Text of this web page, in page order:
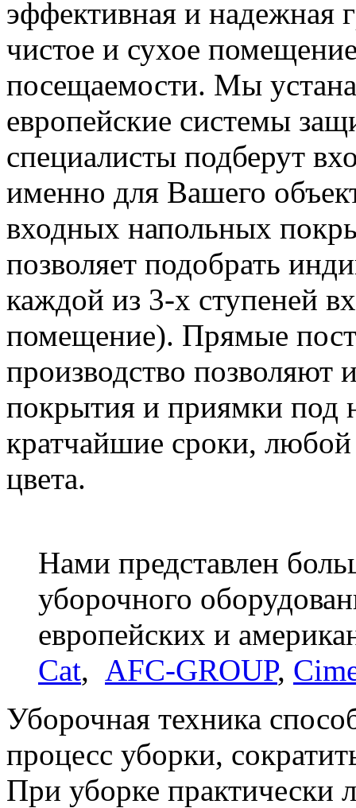
эффективная и надежная
чистое и сухое
посещаемости. Мы
европейские системы
специалисты подберут
именно для Вашего
входных напольных
позволяет подобрать
каждой из 3-х ступеней
помещение). Прямые
производство позволяют
покрытия и приямки под
кратчайшие сроки,
цвета.
Нами представлен
уборочного
европейских и
Cat, AFC-GROUP,
Уборочная техника
процесс уборки,
При уборке практически